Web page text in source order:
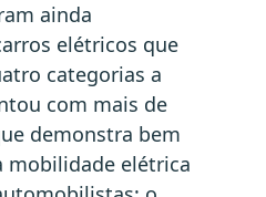
ainda
elétricos que
categorias a
com mais de
demonstra bem
mobilidade elétrica